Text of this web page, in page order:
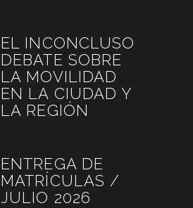
EL INCONCLUSO
DEBATE SOBRE
LA MOVILIDAD
EN LA CIUDAD Y
LA REGIÓN
ENTREGA DE
MATRÍCULAS /
JULIO 2026